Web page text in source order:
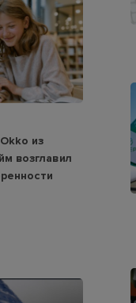
из
возглавил